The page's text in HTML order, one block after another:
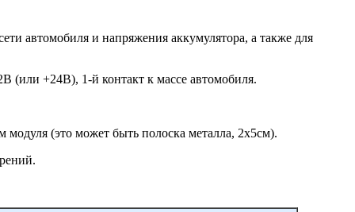
автомобиля и напряжения аккумулятора, а также для
(или +24В), 1-й контакт к массе автомобиля.
(это может быть полоска металла, 2х5см).